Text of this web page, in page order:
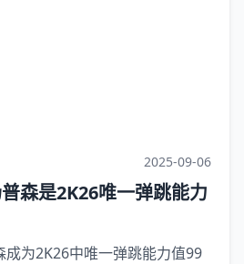
2025-09-06
森是2K26唯一弹跳能力
为2K26中唯一弹跳能力值99